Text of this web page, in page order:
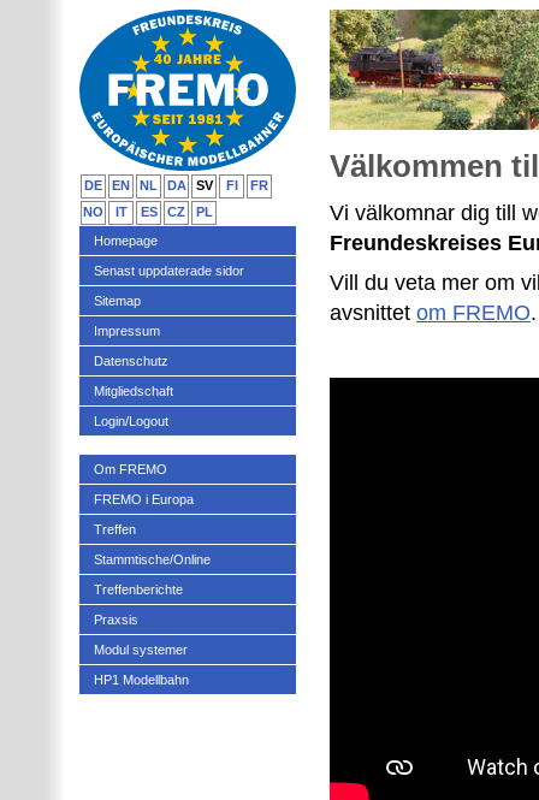
Välkommen
Vi välkomnar dig till
Freundeskreises
Vill du veta mer om
avsnittet om FREMO
DE EN NL DA SV FI
FR
NO
IT ES CZ
PL
Homepage
Senast uppdaterade sidor
Sitemap
Impressum
Datenschutz
Mitgliedschaft
Login/Logout
Om FREMO
FREMO i Europa
Treffen
Stammtische/Online
Treffenberichte
Praxsis
Modul systemer
HP1 Modellbahn